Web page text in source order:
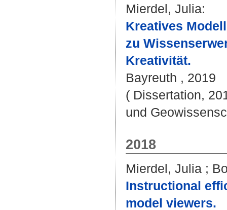
Mierdel, Julia:
Kreatives
zu
Kreativität.
Bayreuth , 2019
( Dissertation,
und
2018
Mierdel, Julia ;
Instructional
model viewers.